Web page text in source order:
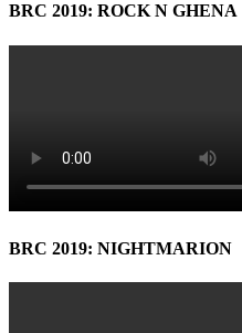
BRC 2019: ROCK N GHENA
BRC 2019: NIGHTMARION